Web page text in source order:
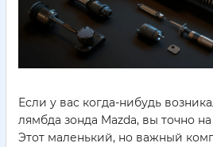
Если у вас когда-нибудь
лямбда зонда Mazda, вы точно
Этот маленький, но важный